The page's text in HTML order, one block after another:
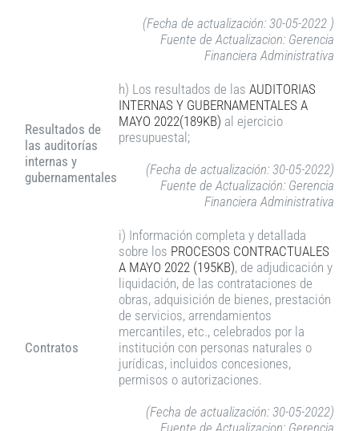
(Fecha de actualización: 30-05-2022 )
Fuente de Actualizacion: Gerencia
Financiera Administrativa
Resultados de
las auditorías
internas y
gubernamentales
h) Los resultados de las AUDITORIAS
INTERNAS Y GUBERNAMENTALES A
MAYO 2022(189KB) al ejercicio
presupuestal;
(Fecha de actualización: 30-05-2022)
Fuente de Actualización: Gerencia
Financiera Administrativa
Contratos
i) Información completa y detallada
sobre los PROCESOS CONTRACTUALES
A MAYO 2022 (195KB), de adjudicación y
liquidación, de las contrataciones de
obras, adquisición de bienes, prestación
de servicios, arrendamientos
mercantiles, etc., celebrados por la
institución con personas naturales o
jurídicas, incluidos concesiones,
permisos o autorizaciones.
(Fecha de actualización: 30-05-2022)
Fuente de Actualizacion: Gerencia